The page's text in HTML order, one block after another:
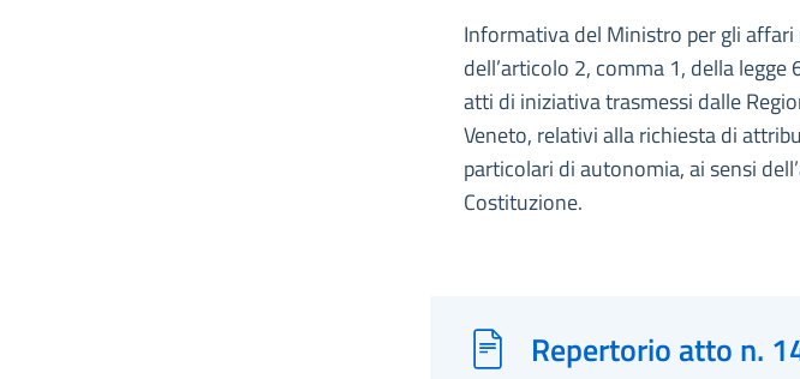
Informativa del Ministro per gli
dell’articolo 2, comma 1, della
atti di iniziativa trasmessi dalle
Veneto, relativi alla richiesta di
particolari di autonomia, ai sensi
Costituzione.
Repertorio atto n.